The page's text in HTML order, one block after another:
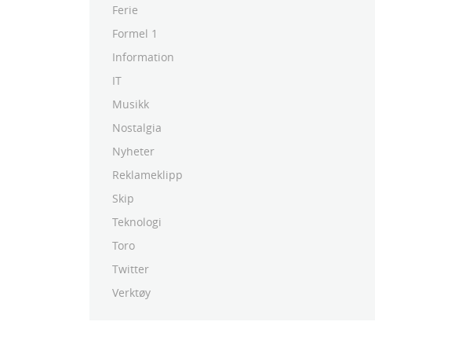
Ferie
Formel 1
Information
IT
Musikk
Nostalgia
Nyheter
Reklameklipp
Skip
Teknologi
Toro
Twitter
Verktøy